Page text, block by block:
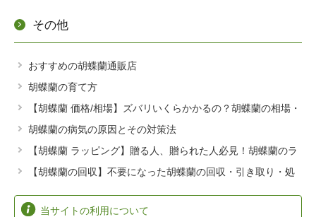
神奈川
山梨県
大阪府
和歌山県
兵庫県
広島県
山口県
高知県
佐賀県
宮崎県
熊本県
鹿児島県
長崎県
その他
おすすめの胡蝶蘭通販店
胡蝶蘭の育て方
【胡蝶蘭 価格/相場】ズバリいくらかかるの？胡蝶蘭の相場・
価格を大公開！
胡蝶蘭の病気の原因とその対策法
【胡蝶蘭 ラッピング】贈る人、贈られた人必見！胡蝶蘭のラ
ッピングはどうするの？
【胡蝶蘭の回収】不要になった胡蝶蘭の回収・引き取り・処
当サイトの利用について